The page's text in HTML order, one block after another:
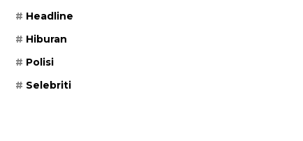
Headline
Hiburan
Polisi
Selebriti